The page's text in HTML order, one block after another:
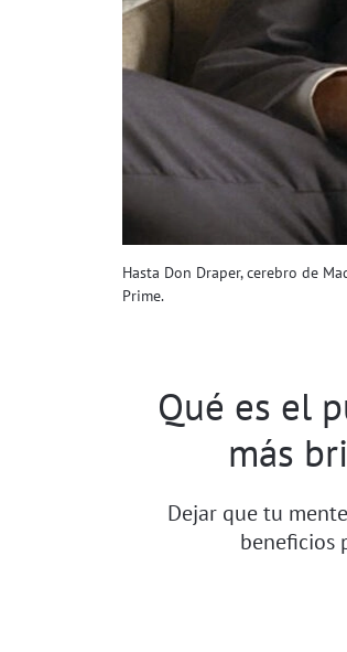
Hasta Don Draper, cerebro de
Prime.
Qué es el
más
Dejar que tu
beneficios